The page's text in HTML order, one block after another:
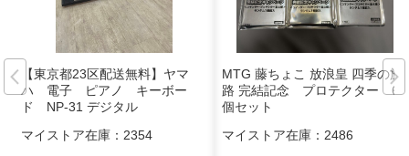
【東京都23区配送無料】ヤマ
ハ 電子 ピアノ キーボー
ド NP-31 デジタル
マイストア在庫： 2354
MTG 藤ちょこ 放浪皇 四季の旅
路 完結記念 プロテクター 6
個セット
マイストア在庫： 2486